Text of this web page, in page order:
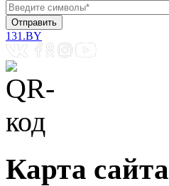
131.BY
Карта сайта